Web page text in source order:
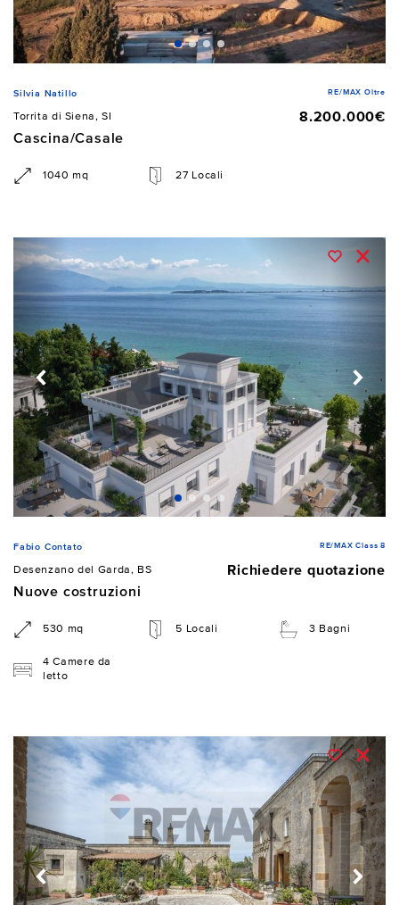
Silvia Natillo RE/MAX Oltre
Torrita di Siena, SI
8.200.000€
Cascina/Casale
1040 mq 27 Locali
Fabio Contato RE/MAX Class 8
Desenzano del Garda, BS
Richiedere quotazione
Nuove costruzioni
530 mq 5 Locali 3 Bagni
4 Camere da
letto